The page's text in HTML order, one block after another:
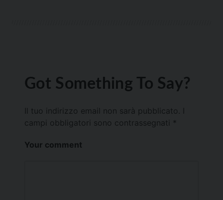
Got Something To Say?
Il tuo indirizzo email non sarà pubblicato.
campi obbligatori sono contrassegnati *
Your comment